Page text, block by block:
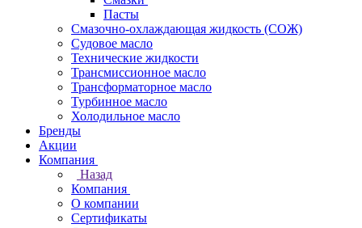
Пасты
Смазочно-охлаждающая жидкость (СОЖ)
Судовое масло
Технические жидкости
Трансмиссионное масло
Трансформаторное масло
Турбинное масло
Холодильное масло
Бренды
Акции
Компания
Назад
Компания
О компании
Сертификаты